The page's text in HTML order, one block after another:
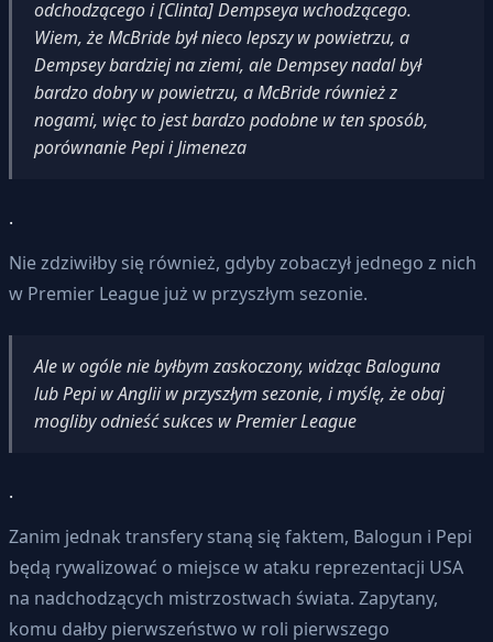
odchodzącego i [Clinta] Dempseya wchodzącego.
Wiem, że McBride był nieco lepszy w powietrzu, a
Dempsey bardziej na ziemi, ale Dempsey nadal był
bardzo dobry w powietrzu, a McBride również z
nogami, więc to jest bardzo podobne w ten sposób,
porównanie Pepi i Jimeneza
.
Nie zdziwiłby się również, gdyby zobaczył jednego z nich
w Premier League już w przyszłym sezonie.
Ale w ogóle nie byłbym zaskoczony, widząc Baloguna
lub Pepi w Anglii w przyszłym sezonie, i myślę, że obaj
mogliby odnieść sukces w Premier League
.
Zanim jednak transfery staną się faktem, Balogun i Pepi
będą rywalizować o miejsce w ataku reprezentacji USA
na nadchodzących mistrzostwach świata. Zapytany,
komu dałby pierwszeństwo w roli pierwszego